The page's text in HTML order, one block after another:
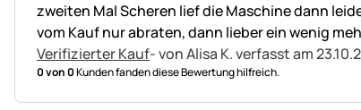
zweiten Mal Scheren lief die Maschine dann
vom Kauf nur abraten, dann lieber ein wenig
Verifizierter Kauf- von Alisa K.verfasst am
0 von 0Kunden fanden diese Bewertung hilfreich.